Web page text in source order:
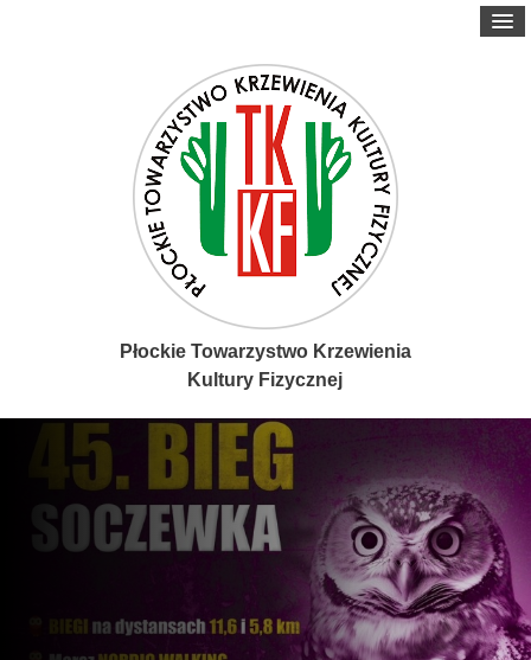
Płockie Towarzystwo Krzewienia
Kultury Fizycznej